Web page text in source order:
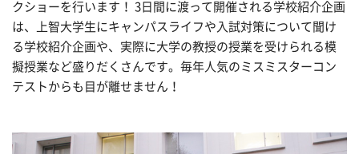
クショーを行います！ 3日間に渡って開催される学校紹介企画
は、上智大学生にキャンパスライフや入試対策について聞け
る学校紹介企画や、実際に大学の教授の授業を受けられる模
擬授業など盛りだくさんです。毎年人気のミスミスターコン
テストからも目が離せません！